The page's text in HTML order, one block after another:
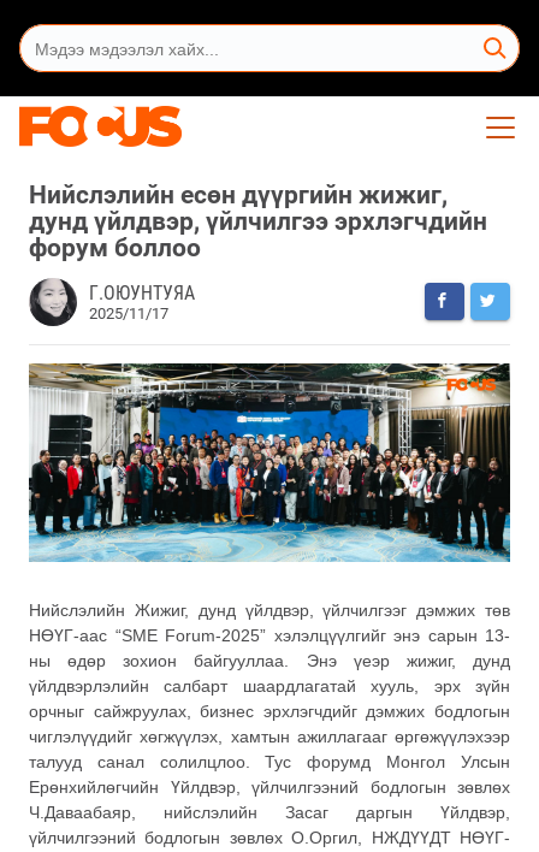
Нийслэлийн есөн дүүргийн жижиг,
дунд үйлдвэр, үйлчилгээ эрхлэгчдийн
форум боллоо
Г.ОЮУНТУЯА
2025/11/17
Нийслэлийн Жижиг, дунд үйлдвэр, үйлчилгээг дэмжих төв
НӨҮГ-аас “SME Forum-2025” хэлэлцүүлгийг энэ сарын 13-
ны өдөр зохион байгууллаа. Энэ үеэр жижиг, дунд
үйлдвэрлэлийн салбарт шаардлагатай хууль, эрх зүйн
орчныг сайжруулах, бизнес эрхлэгчдийг дэмжих бодлогын
чиглэлүүдийг хөгжүүлэх, хамтын ажиллагааг өргөжүүлэхээр
талууд санал солилцлоо. Тус форумд Монгол Улсын
Ерөнхийлөгчийн Үйлдвэр, үйлчилгээний бодлогын зөвлөх
Ч.Даваабаяр, нийслэлийн Засаг даргын Үйлдвэр,
үйлчилгээний бодлогын зөвлөх О.Оргил, НЖДҮҮДТ НӨҮГ-